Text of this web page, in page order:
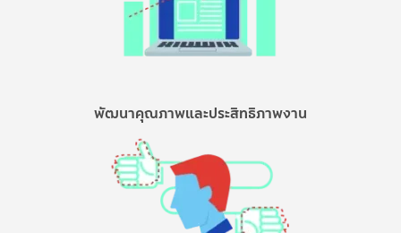
พัฒนาคุณภาพและประสิทธิภาพงาน